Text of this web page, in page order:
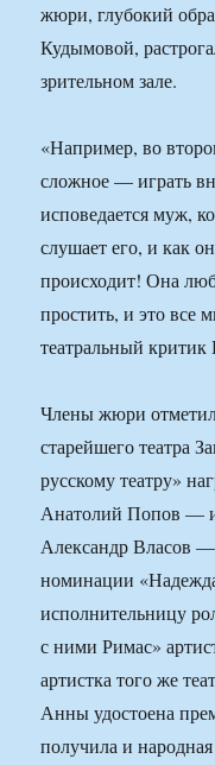
жюри, глубокий
Кудымовой,
зрительном зале.
«Например, во
сложное — играть
исповедается муж,
слушает его, и как
происходит! Она
простить, и это все
театральный
Члены жюри
старейшего театра
русскому театру»
Анатолий Попов —
Александр Власов
номинации
исполнительницу
с ними Римас»
артистка того же
Анны удостоена
получила и